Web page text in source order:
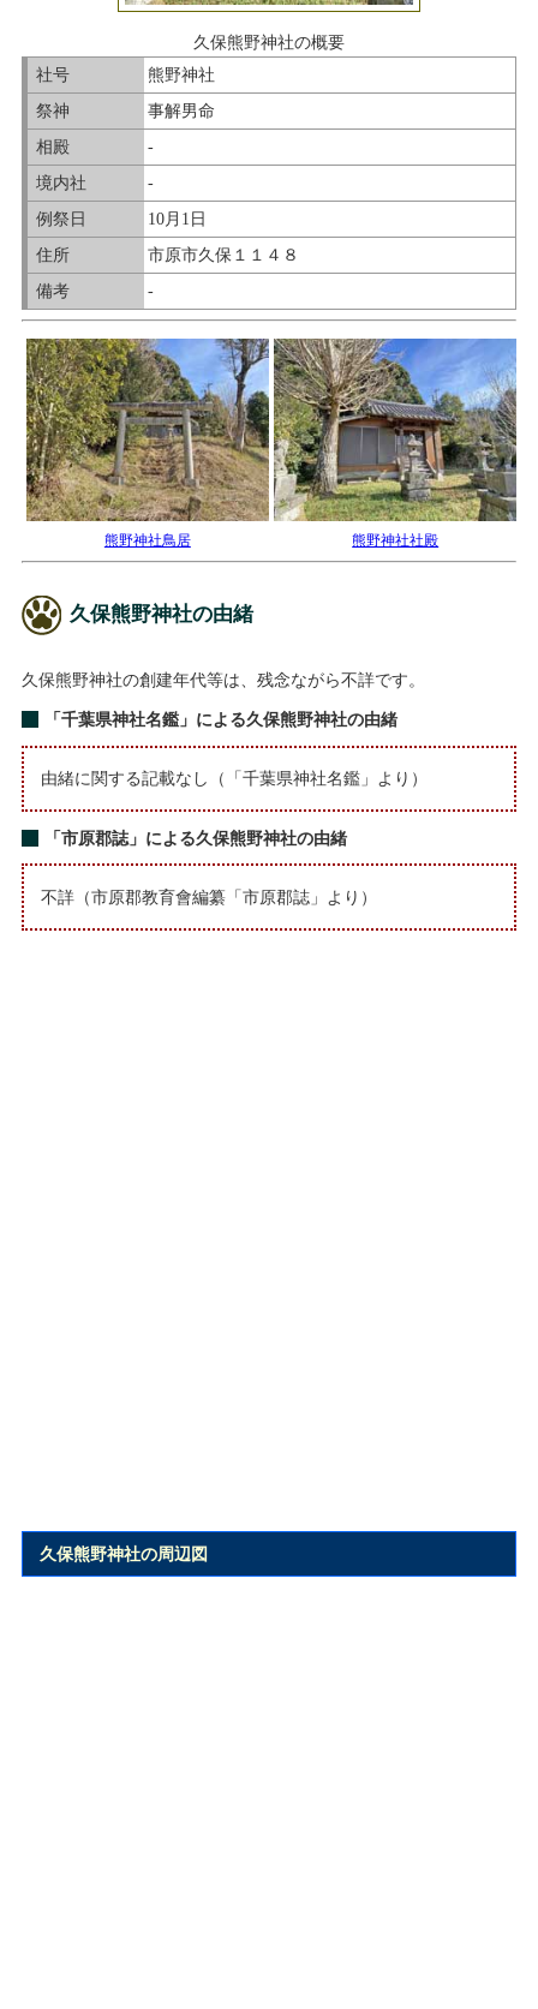
久保熊野神社の概要
社号
熊野神社
祭神
事解男命
相殿
-
境内社
-
例祭日
10月1日
住所
市原市久保１１４８
備考
-
熊野神社鳥居 熊野神社社殿
久保熊野神社の由緒
久保熊野神社の創建年代等は、残念ながら不詳です。
「千葉県神社名鑑」による久保熊野神社の由緒
由緒に関する記載なし（「千葉県神社名鑑」より）
「市原郡誌」による久保熊野神社の由緒
不詳（市原郡教育會編纂「市原郡誌」より）
久保熊野神社の周辺図